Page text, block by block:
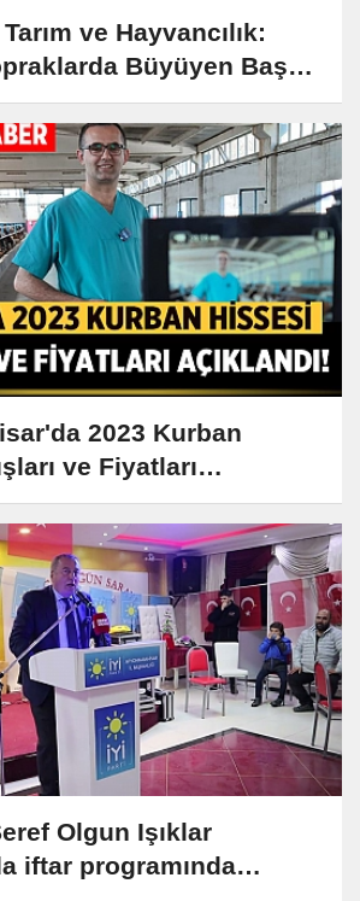
ve Hayvancılık:
Büyüyen Başarı
2023 Kurban
ve Fiyatları
Olgun Işıklar
iftar programında